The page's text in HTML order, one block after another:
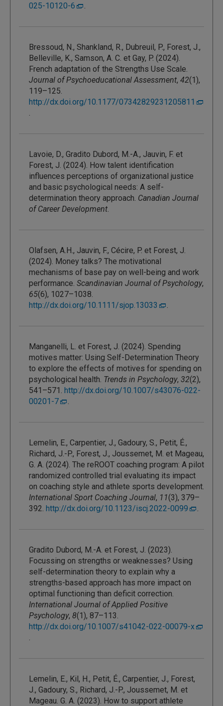
025-10120-6
.
Bressoud, N., Shankland, R., Dubreuil, P., Forest, J.,
Belleville, K., Samson, A. C. et Gay, P. (2024).
French adaptation of the Strengths Use Scale.
Journal of Psychoeducational Assessment, 42(1),
119–125.
http://dx.doi.org/10.1177/07342829231205811
.
Lavoie, D., Gradito Dubord, M.-A., Jauvin, F. et
Forest, J. (2024). How talent identification
influences perceptions of organizational justice
and basic psychological needs: A self-
determination theory approach. Canadian Journal
of Career Development.
Olafsen, A.H., Jauvin, F., Cécire, P. et Forest, J.
(2024). Money talks? The motivational
mechanisms of base pay on well-being and work
performance. Scandinavian Journal of Psychology,
65(6), 1027–1038.
http://dx.doi.org/10.1111/sjop.13033
.
Manganelli, L. et Forest, J. (2024). Spending
motives matter: Using Self-Determination Theory
to explore the effects of motives for spending on
psychological health. Trends in Psychology, 32(2),
541–571. http://dx.doi.org/10.1007/s43076-022-
00201-7
.
Lemelin, E., Carpentier, J., Gadoury, S., Petit, É.,
Richard, J.-P., Forest, J., Joussemet, M. et Mageau,
G. A. (2024). The reROOT coaching program: A pilot
randomized controlled trial evaluating its impact
on coaching style and athlete sports development.
International Sport Coaching Journal, 11(3), 379–
392. http://dx.doi.org/10.1123/iscj.2022-0099 .
Gradito Dubord, M.-A. et Forest, J. (2023).
Focussing on strengths or weaknesses? Using
self-determination theory to explain why a
strengths-based approach has more impact on
optimal functioning than deficit correction.
International Journal of Applied Positive
Psychology, 8(1), 87–113.
http://dx.doi.org/10.1007/s41042-022-00079-x
.
Lemelin, E., Kil, H., Petit, É., Carpentier, J., Forest,
J., Gadoury, S., Richard, J.-P., Joussemet, M. et
Mageau. G. A. (2023). How to support athlete